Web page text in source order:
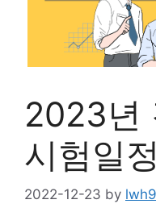
2023년
시험일
2022-12-23 by